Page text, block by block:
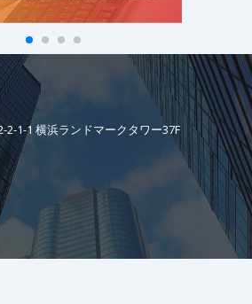
2-1-1 横浜ランドマークタワー37F